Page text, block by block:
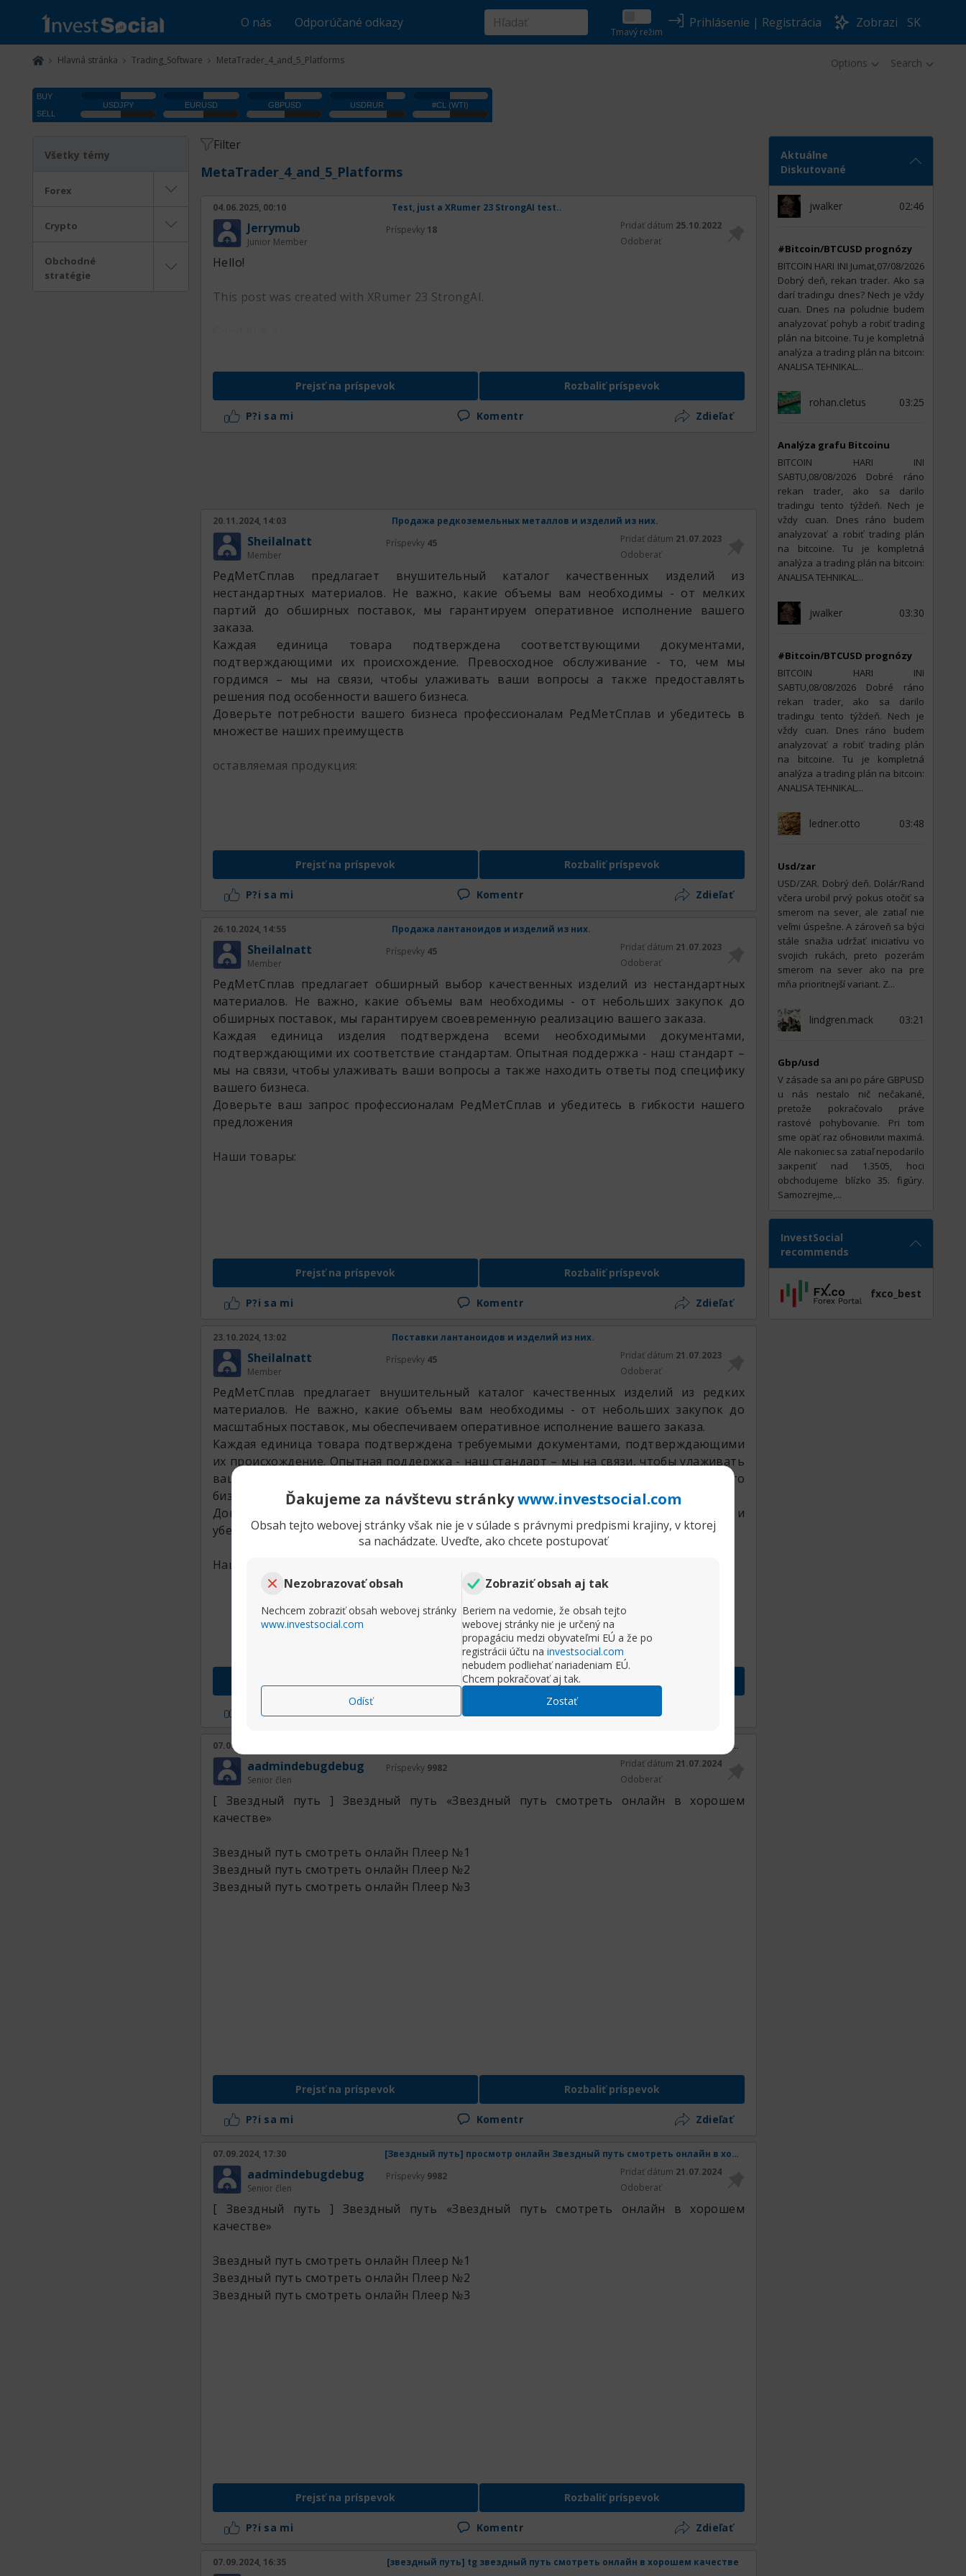
O nás Odporúčané odkazy
Tmavý režim
Prihlásenie | Registrácia Zobrazi SK
Hlavná stránka Trading_Software MetaTrader_4_and_5_Platforms Options Search
Ďakujeme za návštevu stránkywww.investsocial.com
Obsah tejto webovej stránky však nie je v súlade s právnymi predpismi krajiny, v ktorej
sa nachádzate. Uveďte, ako chcete postupovať
Nezobrazovať obsah
Nechcem zobraziť obsah webovej stránky
www.investsocial.com
Odísť
Zobraziť obsah aj tak
Beriem na vedomie, že obsah tejto
webovej stránky nie je určený na
propagáciu medzi obyvateľmi EÚ a že po
registrácii účtu na investsocial.com
nebudem podliehať nariadeniam EÚ.
Chcem pokračovať aj tak.
Zostať
Všetky témy
Forex
Crypto
Obchodné
stratégie
Filter
MetaTrader_4_and_5_Platforms
04.06.2025, 00:10 Test, just a XRumer 23 StrongAI test..
Jerrymub
Junior Member
Príspevky 18 Pridať dátum 25.10.2022
Odoberať
Hello!
This post was created with XRumer 23 StrongAI.
Prejsť na príspevok Rozbaliť príspevok
P?i sa mi Komentr Zdieľať
20.11.2024, 14:03 Продажа редкоземельных металлов и изделий из них.
SheilaInatt
Member
Príspevky 45 Pridať dátum 21.07.2023
Odoberať
РедМетСплав предлагает внушительный каталог качественных изделий из
нестандартных материалов. Не важно, какие объемы вам необходимы - от мелких
партий до обширных поставок, мы гарантируем оперативное исполнение вашего
заказа.
Каждая единица товара подтверждена соответствующими документами,
подтверждающими их происхождение. Превосходное обслуживание - то, чем мы
гордимся – мы на связи, чтобы улаживать ваши вопросы а также предоставлять
решения под особенности вашего бизнеса.
Доверьте потребности вашего бизнеса профессионалам РедМетСплав и убедитесь в
множестве наших преимуществ
оставляемая продукция:
Prejsť na príspevok Rozbaliť príspevok
P?i sa mi Komentr Zdieľať
26.10.2024, 14:55 Продажа лантаноидов и изделий из них.
SheilaInatt
Member
Príspevky 45 Pridať dátum 21.07.2023
Odoberať
РедМетСплав предлагает обширный выбор качественных изделий из нестандартных
материалов. Не важно, какие объемы вам необходимы - от небольших закупок до
обширных поставок, мы гарантируем своевременную реализацию вашего заказа.
Каждая единица изделия подтверждена всеми необходимыми документами,
подтверждающими их соответствие стандартам. Опытная поддержка - наш стандарт –
мы на связи, чтобы улаживать ваши вопросы а также находить ответы под специфику
вашего бизнеса.
Доверьте ваш запрос профессионалам РедМетСплав и убедитесь в гибкости нашего
предложения
Наши товары:
Prejsť na príspevok Rozbaliť príspevok
P?i sa mi Komentr Zdieľať
23.10.2024, 13:02 Поставки лантаноидов и изделий из них.
SheilaInatt
Member
Príspevky 45 Pridať dátum 21.07.2023
Odoberať
РедМетСплав предлагает внушительный каталог качественных изделий из редких
материалов. Не важно, какие объемы вам необходимы - от небольших закупок до
масштабных поставок, мы обеспечиваем оперативное исполнение вашего заказа.
Каждая единица товара подтверждена требуемыми документами, подтверждающими
их происхождение. Опытная поддержка - наш стандарт – мы на связи, чтобы улаживать
ваши вопросы по мере того как предоставлять решения под требования вашего
бизнеса.
Доверьте вашу потребность в редких металлах специалистам РедМетСплав и
убедитесь в множестве наших преимуществ
Наши товары:
Rozbaliť príspevok
P?i sa mi
07.09.2024, 17:30 [Звездный путь] просмотр онлайн Звездный путь смотреть онлайн в хорошем качестве
aadmindebugdebug
Senior člen
Príspevky 9982 Pridať dátum 21.07.2024
Odoberať
[ Звездный путь ] Звездный путь «Звездный путь смотреть онлайн в хорошем
качестве»
Звездный путь смотреть онлайн Плеер №1
Звездный путь смотреть онлайн Плеер №2
Звездный путь смотреть онлайн Плеер №3
Prejsť na príspevok Rozbaliť príspevok
P?i sa mi Komentr Zdieľať
07.09.2024, 17:30 [Звездный путь] просмотр онлайн Звездный путь смотреть онлайн в хорошем качестве
aadmindebugdebug
Senior člen
Príspevky 9982 Pridať dátum 21.07.2024
Odoberať
[ Звездный путь ] Звездный путь «Звездный путь смотреть онлайн в хорошем
качестве»
Звездный путь смотреть онлайн Плеер №1
Звездный путь смотреть онлайн Плеер №2
Звездный путь смотреть онлайн Плеер №3
Prejsť na príspevok Rozbaliť príspevok
P?i sa mi Komentr Zdieľať
07.09.2024, 16:35 [звездный путь] tg звездный путь смотреть онлайн в хорошем качестве
Aktuálne
Diskutované
jwalker 02:46
#Bitcoin/BTCUSD prognózy
BITCOIN HARI INI Jumat,07/08/2026
Dobrý deň, rekan trader. Ako sa
darí tradingu dnes? Nech je vždy
cuan. Dnes na poludnie budem
analyzovať pohyb a robiť trading
plán na bitcoine. Tu je kompletná
analýza a trading plán na bitcoin:
ANALISA TEHNIKAL...
rohan.cletus 03:25
Analýza grafu Bitcoinu
BITCOIN HARI INI
SABTU,08/08/2026 Dobré ráno
rekan trader, ako sa darilo
tradingu tento týždeň. Nech je
vždy cuan. Dnes ráno budem
analyzovať a robiť trading plán
na bitcoine. Tu je kompletná
analýza a trading plán na bitcoin:
ANALISA TEHNIKAL...
jwalker 03:30
#Bitcoin/BTCUSD prognózy
BITCOIN HARI INI
SABTU,08/08/2026 Dobré ráno
rekan trader, ako sa darilo
tradingu tento týždeň. Nech je
vždy cuan. Dnes ráno budem
analyzovať a robiť trading plán
na bitcoine. Tu je kompletná
analýza a trading plán na bitcoin:
ANALISA TEHNIKAL...
ledner.otto 03:48
Usd/zar
USD/ZAR. Dobrý deň. Dolár/Rand
včera urobil prvý pokus otočiť sa
smerom na sever, ale zatiaľ nie
veľmi úspešne. A zároveň sa býci
stále snažia udržať iniciatívu vo
svojich rukách, preto pozerám
smerom na sever ako na pre
mňa prioritnejší variant. Z...
lindgren.mack 03:21
Gbp/usd
V zásade sa ani po páre GBPUSD
u nás nestalo nič nečakané,
pretože pokračovalo práve
rastové pohybovanie. Pri tom
sme opäť raz обновили maximá.
Ale nakoniec sa zatiaľ nepodarilo
закрепiť nad 1.3505, hoci
obchodujeme blízko 35. figúry.
Samozrejme,...
InvestSocial
recommends
fxco_best